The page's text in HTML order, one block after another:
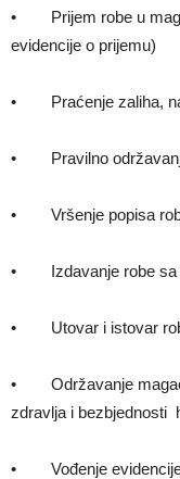
• Prijem robe u
evidencije o prijemu)
• Praćenje zaliha,
• Pravilno
• Vršenje popisa
• Izdavanje robe sa
• Utovar i istovar
• Održavanje
zdravlja i bezbjednosti
• Vođenje evidencije